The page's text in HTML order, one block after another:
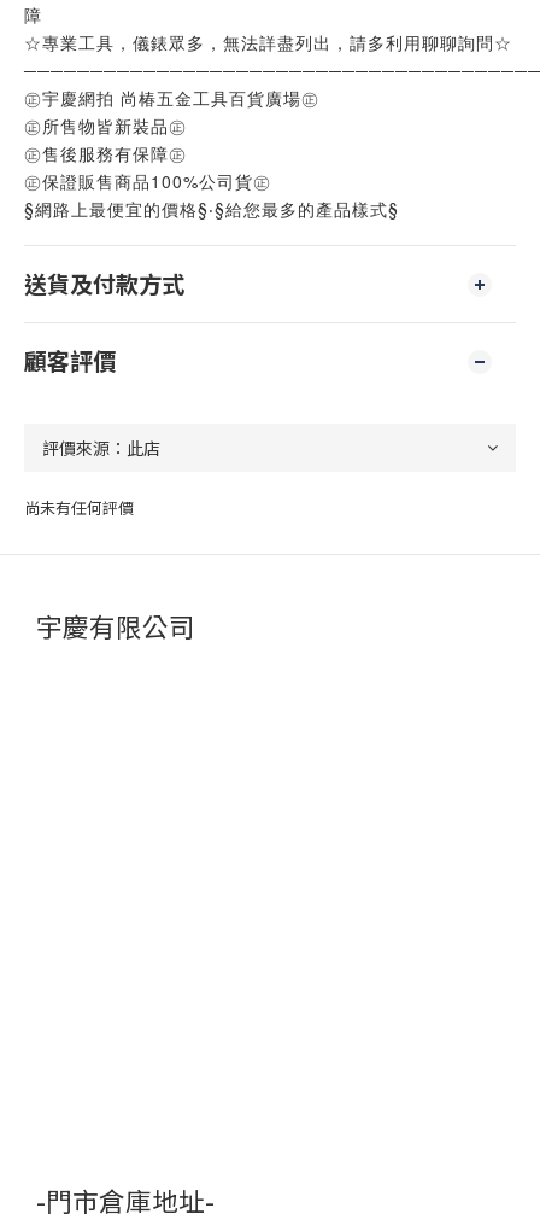
障
☆專業工具，儀錶眾多，無法詳盡列出，請多利用聊聊詢問☆
㊣宇慶網拍 尚椿五金工具百貨廣場㊣
㊣所售物皆新裝品㊣
㊣售後服務有保障㊣
㊣保證販售商品100%公司貨㊣
§網路上最便宜的價格§‧§給您最多的產品樣式§
送貨及付款方式
顧客評價
尚未有任何評價
宇慶有限公司
-門市倉庫地址-